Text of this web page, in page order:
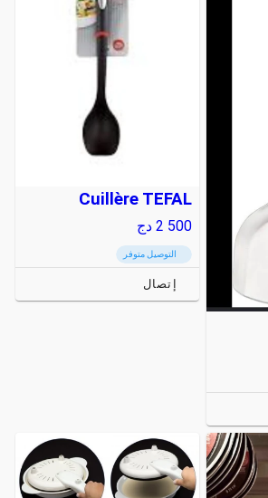
Cuillère TEFAL
2 500 دج
التوصيل متوفر
إتصال